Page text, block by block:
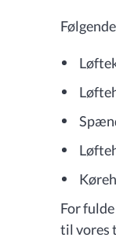
For
til vores